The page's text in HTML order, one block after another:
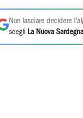
Non lasciare decidere
scegli La Nuova Sardegna